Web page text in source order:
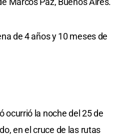
de 4 años y 10 meses de
ocurrió la noche del 25 de
en el cruce de las rutas